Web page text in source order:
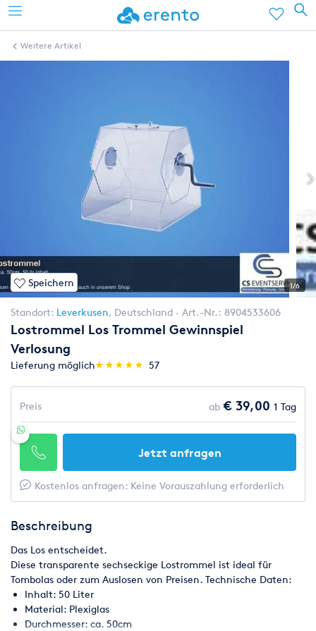
Weitere Artikel
Speichern 1/6
Standort: Leverkusen, Deutschland Art.-Nr.: 8904533606
Lostrommel Los Trommel Gewinnspiel
Verlosung
Lieferung möglich(*)
★
★
(*)★
★
(*) ★
★
(*) ★
★
(*) ★
★ 57
Preis ab € 39,00 1 Tag
Jetzt anfragen
Kostenlos anfragen: Keine Vorauszahlung erforderlich
Beschreibung
Das Los entscheidet.
Diese transparente sechseckige Lostrommel ist ideal für
Tombolas oder zum Auslosen von Preisen. Technische Daten:
Inhalt: 50 Liter
Material: Plexiglas
Durchmesser: ca. 50cm